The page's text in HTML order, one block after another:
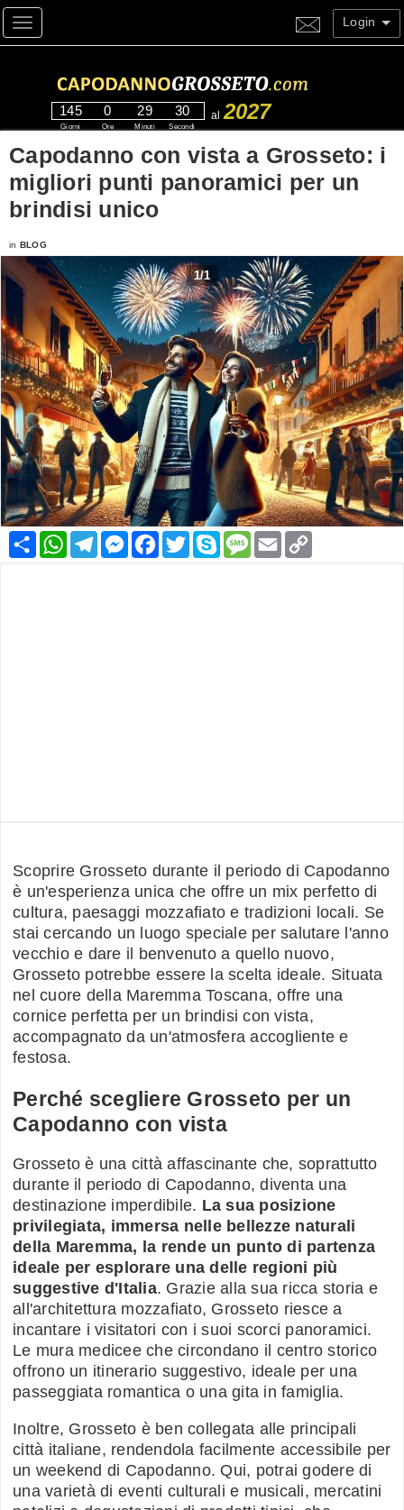
Toggle navigation Login
145
Giorni
0
Ore
29
Minuti
30
Secondi
al 2027
Capodanno con vista a Grosseto: i
migliori punti panoramici per un
brindisi unico
in BLOG
1/1
Condividi
WhatsApp
Telegram
Messenger
Facebook
TwitterSkypeMessage
Email
Scoprire Grosseto durante il periodo di Capodanno
è un'esperienza unica che offre un mix perfetto di
cultura, paesaggi mozzafiato e tradizioni locali. Se
stai cercando un luogo speciale per salutare l'anno
vecchio e dare il benvenuto a quello nuovo,
Grosseto potrebbe essere la scelta ideale. Situata
nel cuore della Maremma Toscana, offre una
cornice perfetta per un brindisi con vista,
accompagnato da un'atmosfera accogliente e
festosa.
Perché scegliere Grosseto per un
Capodanno con vista
Grosseto è una città affascinante che, soprattutto
durante il periodo di Capodanno, diventa una
destinazione imperdibile. La sua posizione
privilegiata, immersa nelle bellezze naturali
della Maremma, la rende un punto di partenza
ideale per esplorare una delle regioni più
suggestive d'Italia. Grazie alla sua ricca storia e
all'architettura mozzafiato, Grosseto riesce a
incantare i visitatori con i suoi scorci panoramici.
Le mura medicee che circondano il centro storico
offrono un itinerario suggestivo, ideale per una
passeggiata romantica o una gita in famiglia.
Inoltre, Grosseto è ben collegata alle principali
città italiane, rendendola facilmente accessibile per
un weekend di Capodanno. Qui, potrai godere di
una varietà di eventi culturali e musicali, mercatini